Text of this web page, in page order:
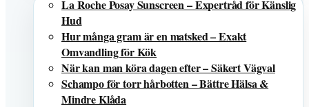
La Roche Posay Sunscreen – Expertråd för Känslig
Hud
Hur många gram är en matsked – Exakt
Omvandling för Kök
När kan man köra dagen efter – Säkert Vägval
Schampo för torr hårbotten – Bättre Hälsa &
Mindre Klåda